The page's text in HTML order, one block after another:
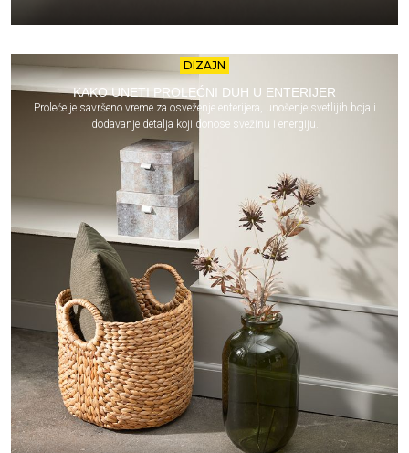
DIZAJN
KAKO UNETI PROLEĆNI DUH U ENTERIJER
Proleće je savršeno vreme za osveženje enterijera, unošenje svetlijih boja i
dodavanje detalja koji donose svežinu i energiju.